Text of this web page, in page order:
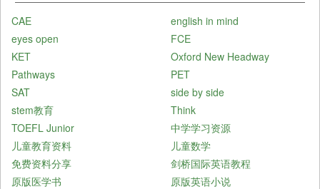
CAE
english in mind
eyes open
FCE
KET
Oxford New Headway
Pathways
PET
SAT
side by side
stem教育
Think
TOEFL Junior
中学学习资源
儿童教育资料
儿童数学
免费资料分享
剑桥国际英语教程
原版医学书
原版英语小说